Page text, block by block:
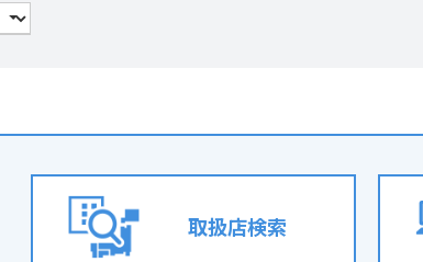
取扱店検索